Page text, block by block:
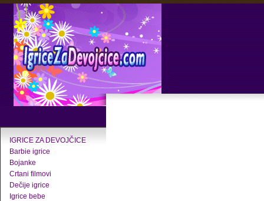
IGRICE ZA DEVOJČICE
Barbie igrice
Bojanke
Crtani filmovi
Dečije igrice
Igrice bebe